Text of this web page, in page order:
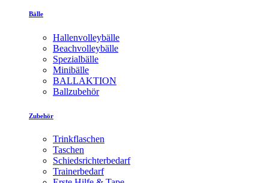
Bälle
Hallenvolleybälle
Beachvolleybälle
Spezialbälle
Minibälle
BALLAKTION
Ballzubehör
Zubehör
Trinkflaschen
Taschen
Schiedsrichterbedarf
Trainerbedarf